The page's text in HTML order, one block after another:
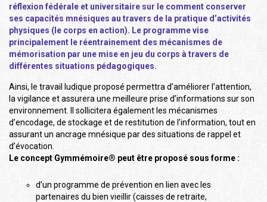
réflexion fédérale et universitaire sur le comment conserver
ses capacités mnésiques au travers de la pratique d’activités
physiques (le corps en action). Le programme vise
principalement le réentrainement des mécanismes de
mémorisation par une mise en jeu du corps à travers de
différentes situations pédagogiques.
Ainsi, le travail ludique proposé permettra d’améliorer l’attention,
la vigilance et assurera une meilleure prise d’informations sur son
environnement. Il sollicitera également les mécanismes
d’encodage, de stockage et de restitution de l’information, tout en
assurant un ancrage mnésique par des situations de rappel et
d’évocation.
Le concept Gymmémoire® peut être proposé sous forme :
d’un programme de prévention en lien avec les
partenaires du bien vieillir (caisses de retraite,